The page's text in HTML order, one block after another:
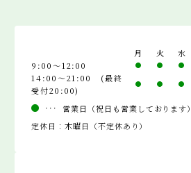
月 火 水
9:00～12:00
14:00～21:00 (最終
受付20:00)
営業日（祝日も営業しております）
定休日：木曜日（不定休あり）